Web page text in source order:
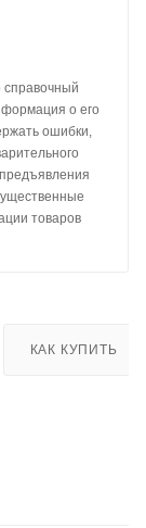
справочный
о его
ошибки,
товаров
КАК КУПИТЬ